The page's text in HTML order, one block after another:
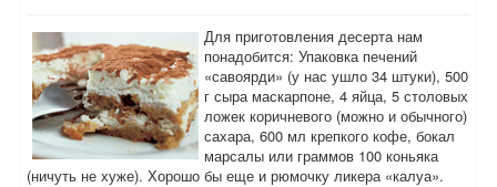
Для приготовления десерта нам
понадобится: Упаковка печений
«савоярди» (у нас ушло 34 штуки), 500
г сыра маскарпоне, 4 яйца, 5 столовых
ложек коричневого (можно и обычного)
сахара, 600 мл крепкого кофе, бокал
марсалы или граммов 100 коньяка
(ничуть не хуже). Хорошо бы еще и рюмочку ликера «калуа».